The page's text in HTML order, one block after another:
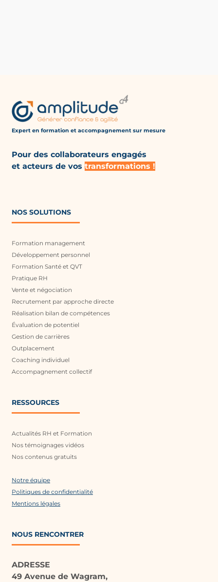
Expert en formation et accompagnement sur mesure
Pour des collaborateurs engagés
et acteurs de vos transformations !
NOS SOLUTIONS
Formation management
Développement personnel
Formation Santé et QVT
Pratique RH
Vente et négociation
Recrutement par approche directe
Réalisation bilan de compétences
Évaluation de potentiel
Gestion de carrières
Outplacement
Coaching individuel
Accompagnement collectif
RESSOURCES
Actualités RH et Formation
Nos témoignages vidéos
Nos contenus gratuits
Notre équipe
Politiques de confidentialité
Mentions légales
NOUS RENCONTRER
ADRESSE
49 Avenue de Wagram,